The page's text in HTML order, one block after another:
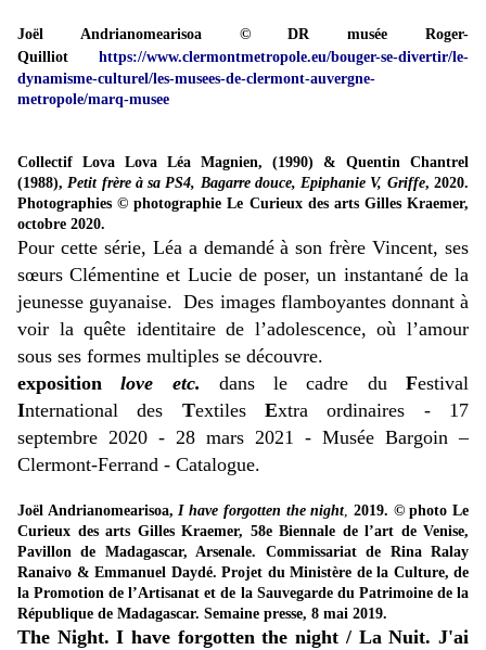
Joël Andrianomearisoa © DR musée Roger-
Quilliot
https://www.clermontmetropole.eu/bouger-se-divertir/le-
dynamisme-culturel/les-musees-de-clermont-auvergne-
metropole/marq-musee
Collectif Lova Lova Léa Magnien, (1990) & Quentin Chantrel
(1988),Petit frère à sa PS4, Bagarre douce, Epiphanie V, Griffe, 2020.
Photographies © photographie Le Curieux des arts Gilles Kraemer,
octobre 2020.
Pour cette série, Léa a demandé à son frère Vincent, ses
sœurs Clémentine et Lucie de poser, un instantané de la
jeunesse guyanaise.Des images flamboyantes donnant à
voir la quête identitaire de l’adolescence, où l’amour
sous ses formes multiples se découvre.
expositionlove etc. dans le cadre duFestival
International des TextilesExtra ordinaires - 17
septembre 2020 - 28 mars 2021 - Musée Bargoin –
Clermont-Ferrand - Catalogue.
Joël Andrianomearisoa,I have forgotten the night, 2019. © photo Le
Curieux des arts Gilles Kraemer, 58e Biennale de l’art de Venise,
Pavillon de Madagascar, Arsenale. Commissariat de Rina Ralay
Ranaivo & Emmanuel Daydé. Projet du Ministère de la Culture, de
la Promotion de l’Artisanat et de la Sauvegarde du Patrimoine de la
République de Madagascar. Semaine presse, 8 mai 2019.
The Night. I have forgotten the night / La Nuit. J'ai